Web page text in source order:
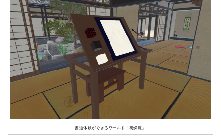
書道体験ができるワールド「胡蝶庵」